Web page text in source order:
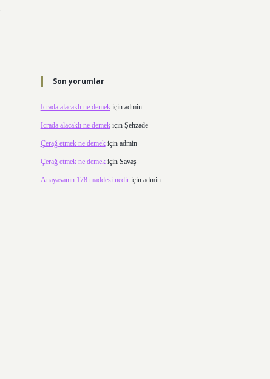
Son yorumlar
Icrada alacaklı ne demekiçin admin
Icrada alacaklı ne demekiçin Şehzade
Çerağ etmek ne demekiçin admin
Çerağ etmek ne demekiçin Savaş
Anayasanın 178 maddesi nediriçin admin